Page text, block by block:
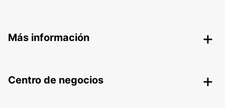
Más información
Centro de negocios